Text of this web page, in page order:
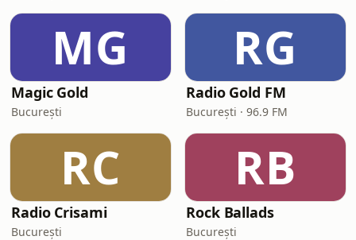
MG
Magic Gold
București
RG
Radio Gold FM
București · 96.9 FM
RC
Radio Crisami
București
RB
Rock Ballads
București